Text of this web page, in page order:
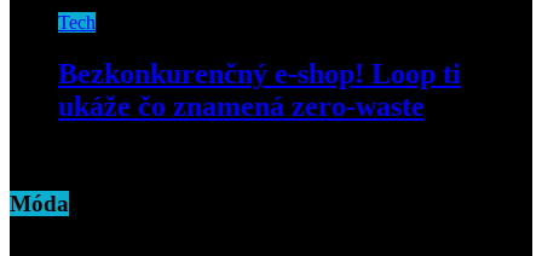
Tech
Bezkonkurenčný e-shop! Loop ti
ukáže čo znamená zero-waste
Móda